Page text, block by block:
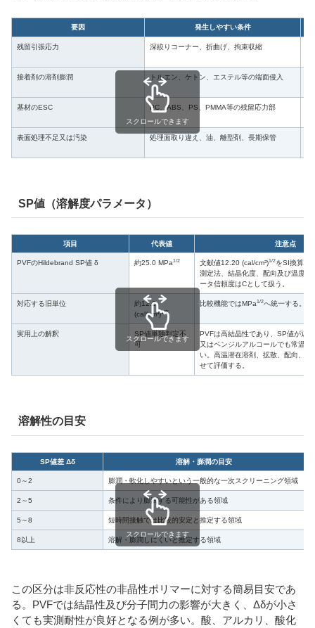
要因 発生しやすい条件
残留引張応力 深絞りコーナー、折曲げ、拘束収縮
接着剤の溶剤膨潤 トルエン、ケトン、エステル等の端面侵入
基材のESC PC、ABS、PS、PMMA等の残留応力部
表面処理不足又は汚染 処理面取り違え、油、離型剤、長期保管
スクロールできます
SP値（溶解度パラメータ）
項目 代表値 注意点
PVFのHildebrand SP値 δ 約25.0 MPa1/2 文献値12.20 (cal/cm³)1/2をSI換算し
測定法、結晶化度、配向及び温度に
ータ信頼度はCとして扱う。
対応する旧単位
約12.2
(cal/cm³)1/2
比較機能ではMPa1/2へ統一する。
実用上の解釈
SP値単独判定不
可
PVFは高結晶性であり、SP値が近
又はベンジルアルコールでも常温で
い。高温潜在溶剤、拡散、配向、接
せて評価する。
スクロールできます
溶解性の目安
SP値差 Δδ 溶解・膨潤の目安
0～2 膨潤・軟化しやすいという一般的な一次スクリーニング領域
2～5 条件により膨潤する可能性がある領域
5～8 短時間接触では比較的安定と推定する領域
8以上 溶解・膨潤しにくいと推定する領域
スクロールできます
この区分は非反応性の非晶性ポリマーに対する簡易目安であ
る。PVFでは結晶性及び分子間力の影響が大きく、Δδが小さ
くても実測耐性が良好となる例が多い。酸、アルカリ、酸化